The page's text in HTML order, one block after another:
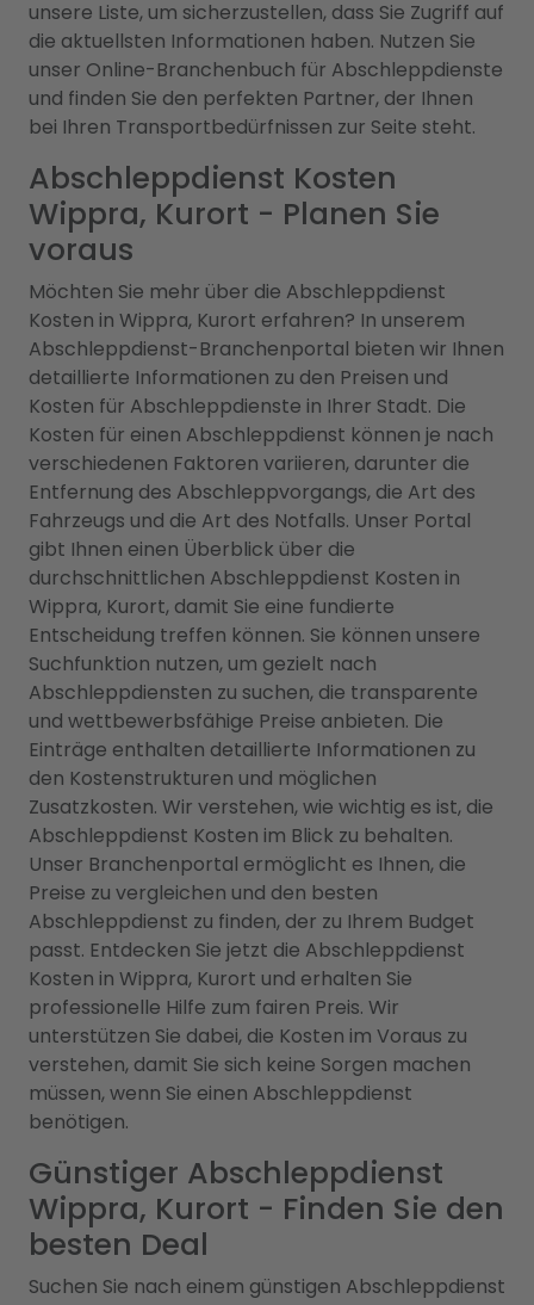
unsere Liste, um sicherzustellen, dass Sie Zugriff auf
die aktuellsten Informationen haben. Nutzen Sie
unser Online-Branchenbuch für Abschleppdienste
und finden Sie den perfekten Partner, der Ihnen
bei Ihren Transportbedürfnissen zur Seite steht.
Abschleppdienst Kosten
Wippra, Kurort - Planen Sie
voraus
Möchten Sie mehr über die Abschleppdienst
Kosten in Wippra, Kurort erfahren? In unserem
Abschleppdienst-Branchenportal bieten wir Ihnen
detaillierte Informationen zu den Preisen und
Kosten für Abschleppdienste in Ihrer Stadt. Die
Kosten für einen Abschleppdienst können je nach
verschiedenen Faktoren variieren, darunter die
Entfernung des Abschleppvorgangs, die Art des
Fahrzeugs und die Art des Notfalls. Unser Portal
gibt Ihnen einen Überblick über die
durchschnittlichen Abschleppdienst Kosten in
Wippra, Kurort, damit Sie eine fundierte
Entscheidung treffen können. Sie können unsere
Suchfunktion nutzen, um gezielt nach
Abschleppdiensten zu suchen, die transparente
und wettbewerbsfähige Preise anbieten. Die
Einträge enthalten detaillierte Informationen zu
den Kostenstrukturen und möglichen
Zusatzkosten. Wir verstehen, wie wichtig es ist, die
Abschleppdienst Kosten im Blick zu behalten.
Unser Branchenportal ermöglicht es Ihnen, die
Preise zu vergleichen und den besten
Abschleppdienst zu finden, der zu Ihrem Budget
passt. Entdecken Sie jetzt die Abschleppdienst
Kosten in Wippra, Kurort und erhalten Sie
professionelle Hilfe zum fairen Preis. Wir
unterstützen Sie dabei, die Kosten im Voraus zu
verstehen, damit Sie sich keine Sorgen machen
müssen, wenn Sie einen Abschleppdienst
benötigen.
Günstiger Abschleppdienst
Wippra, Kurort - Finden Sie den
besten Deal
Suchen Sie nach einem günstigen Abschleppdienst